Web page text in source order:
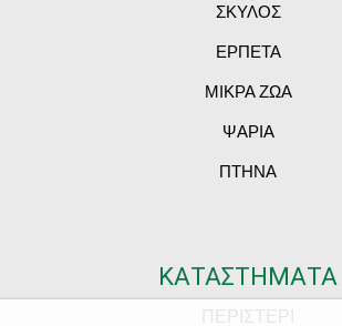
ΣΚΥΛΟΣ
ΕΡΠΕΤΑ
ΜΙΚΡΑ ΖΩΑ
ΨΑΡΙΑ
ΠΤΗΝΑ
ΚΑΤΑΣΤΗΜΑΤΑ